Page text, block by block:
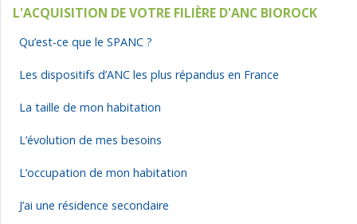
L'ACQUISITION DE VOTRE FILIÈRE D'ANC BIOROCK
Qu’est-ce que le SPANC ?
Les dispositifs d’ANC les plus répandus en France
La taille de mon habitation
L’évolution de mes besoins
L’occupation de mon habitation
J’ai une résidence secondaire